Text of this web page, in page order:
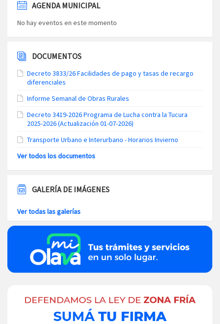
AGENDA MUNICIPAL
No hay eventos en este momento
DOCUMENTOS
Decreto 3833/26 Facilidades de pago y tasas de recargo
diferenciales
Informe Semanal de Obras Rurales
Decreto 3419-2026 Programa de Lucha contra la Tucura
2025-2026 (Actualización 01-07-2026)
Transporte Urbano e Interurbano - Horarios Invierno
Ver todos los documentos
GALERÍA DE IMÁGENES
Ver todas las galerías